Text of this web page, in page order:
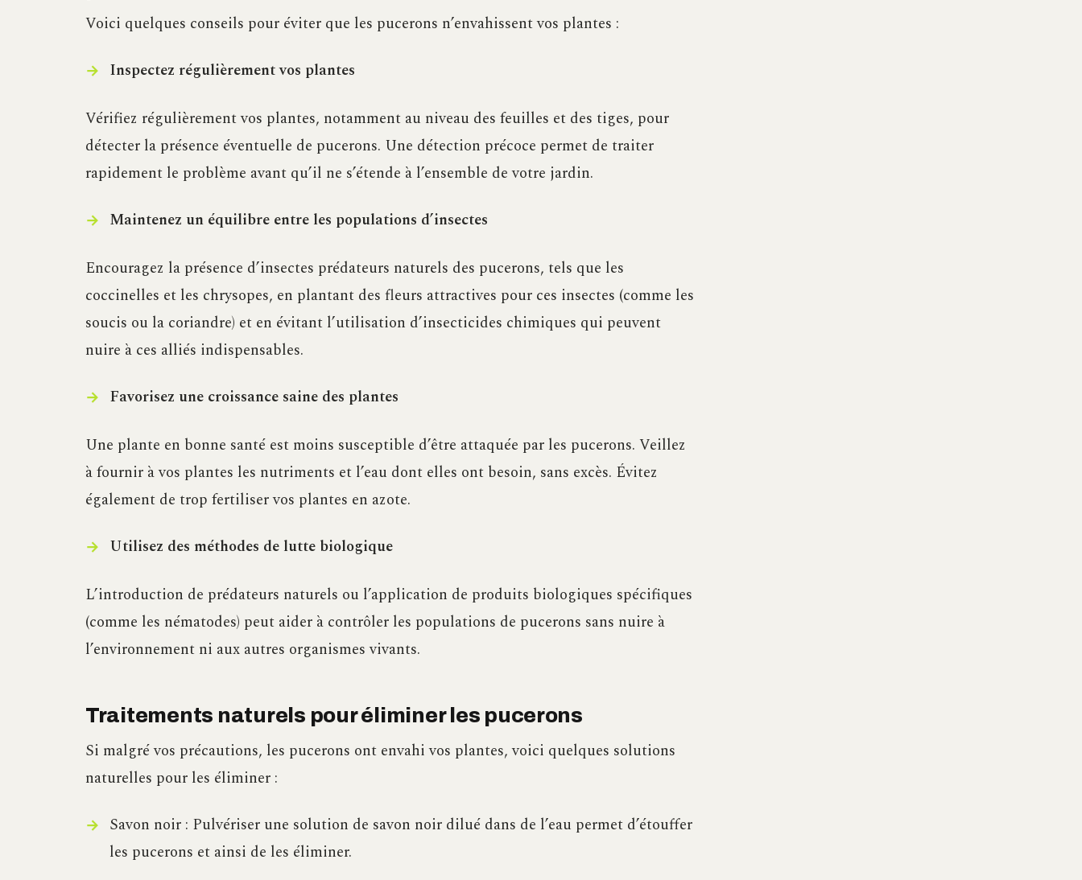
Voici quelques conseils pour éviter que les pucerons n’envahissent vos plantes :
Inspectez régulièrement vos plantes
Vérifiez régulièrement vos plantes, notamment au niveau des feuilles et des tiges, pour
détecter la présence éventuelle de pucerons. Une détection précoce permet de traiter
rapidement le problème avant qu’il ne s’étende à l’ensemble de votre jardin.
Maintenez un équilibre entre les populations d’insectes
Encouragez la présence d’insectes prédateurs naturels des pucerons, tels que les
coccinelles et les chrysopes, en plantant des fleurs attractives pour ces insectes (comme les
soucis ou la coriandre) et en évitant l’utilisation d’insecticides chimiques qui peuvent
nuire à ces alliés indispensables.
Favorisez une croissance saine des plantes
Une plante en bonne santé est moins susceptible d’être attaquée par les pucerons. Veillez
à fournir à vos plantes les nutriments et l’eau dont elles ont besoin, sans excès. Évitez
également de trop fertiliser vos plantes en azote.
Utilisez des méthodes de lutte biologique
L’introduction de prédateurs naturels ou l’application de produits biologiques spécifiques
(comme les nématodes) peut aider à contrôler les populations de pucerons sans nuire à
l’environnement ni aux autres organismes vivants.
Traitements naturels pour éliminer les pucerons
Si malgré vos précautions, les pucerons ont envahi vos plantes, voici quelques solutions
naturelles pour les éliminer :
Savon noir : Pulvériser une solution de savon noir dilué dans de l’eau permet d’étouffer
les pucerons et ainsi de les éliminer.